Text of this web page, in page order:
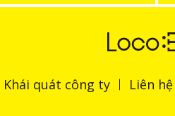
Khái quát công ty Liên hệ